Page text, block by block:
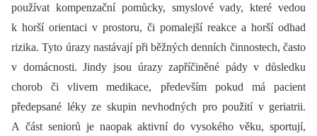
používat kompenzační pomůcky, smyslové vady, které vedou
k horší orientaci v prostoru, či pomalejší reakce a horší odhad
rizika. Tyto úrazy nastávají při běžných denních činnostech, často
v domácnosti. Jindy jsou úrazy zapříčiněné pády v důsledku
chorob či vlivem medikace, především pokud má pacient
předepsané léky ze skupin nevhodných pro použití v geriatrii.
A část seniorů je naopak aktivní do vysokého věku, sportují,